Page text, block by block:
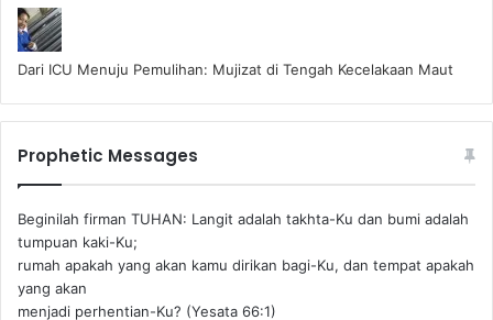
Dari ICU Menuju Pemulihan: Mujizat di Tengah Kecelakaan Maut
Prophetic Messages
Beginilah firman TUHAN: Langit adalah takhta-Ku dan bumi adalah
tumpuan kaki-Ku;
rumah apakah yang akan kamu dirikan bagi-Ku, dan tempat apakah
yang akan
menjadi perhentian-Ku? (Yesata 66:1) ‪